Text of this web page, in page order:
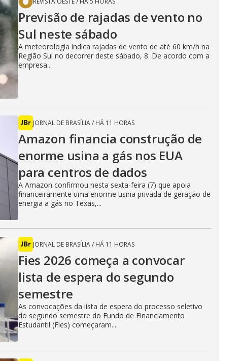
i
d
e
o
Previsão de rajadas de vento no
Sul neste sábado
A meteorologia indica rajadas de vento de até 60 km/h na
Região Sul no decorrer deste sábado, 8. De acordo com a
empresa...
JORNAL DE BRASÍLIA/ HÁ 11 HORAS
Amazon financia construção de
enorme usina a gás nos EUA
para centros de dados
A Amazon confirmou nesta sexta-feira (7) que apoia
financeiramente uma enorme usina privada de geração de
energia a gás no Texas,...
JORNAL DE BRASÍLIA/ HÁ 11 HORAS
Fies 2026 começa a convocar
lista de espera do segundo
semestre
As convocações da lista de espera do processo seletivo
do segundo semestre do Fundo de Financiamento
Estudantil (Fies) começaram...